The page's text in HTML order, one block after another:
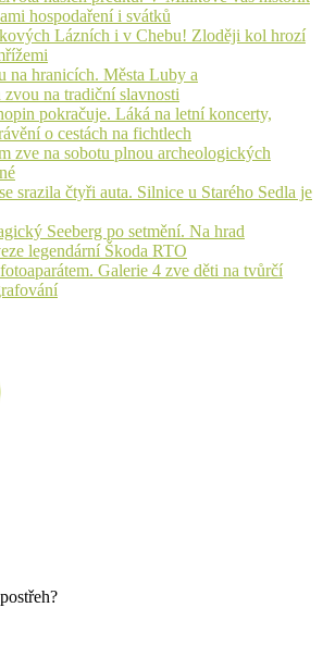
hospodaření i svátků
Lázních i v Chebu! Zloději kol hrozí
na hranicích. Města Luby a
na tradiční slavnosti
pokračuje. Láká na letní koncerty,
o cestách na fichtlech
zve na sobotu plnou archeologických
srazila čtyři auta. Silnice u Starého Sedla je
Seeberg po setmění. Na hrad
legendární Škoda RTO
Galerie 4 zve děti na tvůrčí